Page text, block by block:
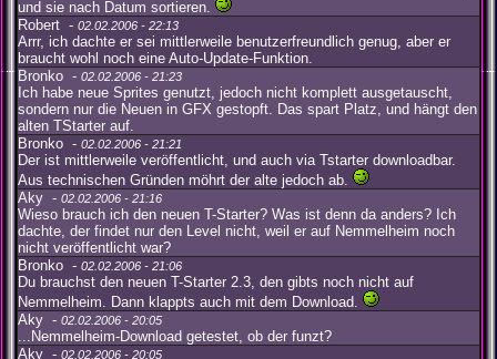
und sie nach Datum sortieren.
Robert - 02.02.2006 - 22:13
Arrr, ich dachte er sei mittlerweile benutzerfreundlich genug, aber er
braucht wohl noch eine Auto-Update-Funktion.
Bronko - 02.02.2006 - 21:23
Ich habe neue Sprites genutzt, jedoch nicht komplett ausgetauscht,
sondern nur die Neuen in GFX gestopft. Das spart Platz, und hängt den
alten TStarter auf.
Bronko - 02.02.2006 - 21:21
Der ist mittlerweile veröffentlicht, und auch via Tstarter downloadbar.
Aus technischen Gründen möhrt der alte jedoch ab.
Aky - 02.02.2006 - 21:16
Wieso brauch ich den neuen T-Starter? Was ist denn da anders? Ich
dachte, der findet nur den Level nicht, weil er auf Nemmelheim noch
nicht veröffentlicht war?
Bronko - 02.02.2006 - 21:06
Du brauchst den neuen T-Starter 2.3, den gibts noch nicht auf
Nemmelheim. Dann klappts auch mit dem Download.
Aky - 02.02.2006 - 20:05
...Nemmelheim-Download getestet, ob der funzt?
Aky - 02.02.2006 - 20:05